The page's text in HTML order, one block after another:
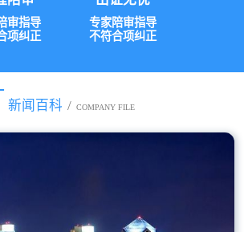
审指导
项纠正
专家陪审指导
不符合项纠正
新闻百科 / COMPANY FILE